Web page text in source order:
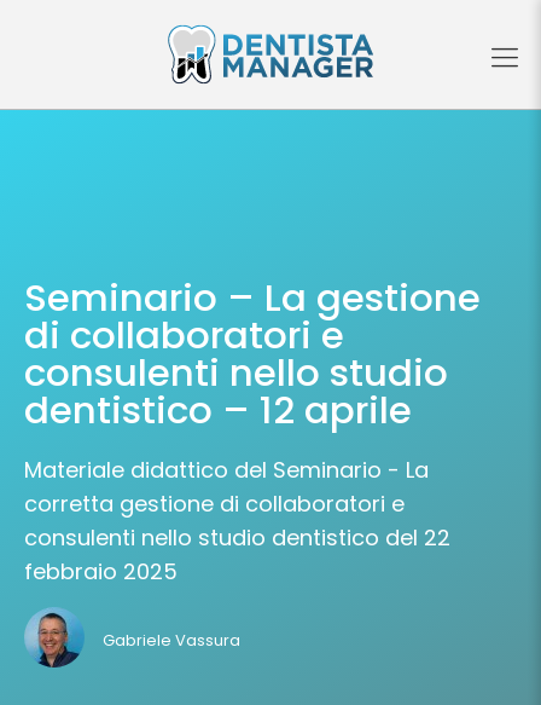
Seminario – La gestione
di collaboratori e
consulenti nello studio
dentistico – 12 aprile
Materiale didattico del Seminario - La
corretta gestione di collaboratori e
consulenti nello studio dentistico del 22
febbraio 2025
Gabriele Vassura